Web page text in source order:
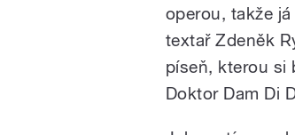
operou, takže
textař Zdeněk
píseň, kterou si
Doktor Dam Di